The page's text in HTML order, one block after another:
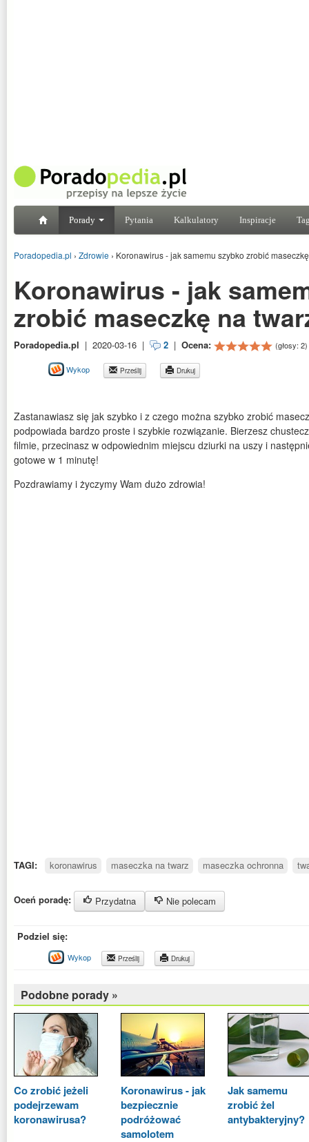
Porady Pytania Kalkulatory Inspiracje
Poradopedia.pl › Zdrowie › Koronawirus - jak samemu szybko zrobić
Koronawirus - jak
zrobić maseczkę na
Poradopedia.pl | 2020-03-16 | 2 | Ocena: (głosy: 2)
Wykop Prześlij Drukuj
Zastanawiasz się jak szybko i z czego można szybko zrobić
podpowiada bardzo proste i szybkie rozwiązanie. Bierzesz
filmie, przecinasz w odpowiednim miejscu dziurki na uszy i
gotowe w 1 minutę!
Pozdrawiamy i życzymy Wam dużo zdrowia!
TAGI: koronawirus maseczka na twarz maseczka ochronna
Oceń poradę: Przydatna Nie polecam
Podziel się:
Wykop Prześlij Drukuj
Podobne porady »
Co zrobić jeżeli
podejrzewam
koronawirusa?
Koronawirus - jak
bezpiecznie
podróżować
samolotem
Jak samemu
zrobić żel
antybakteryjny?